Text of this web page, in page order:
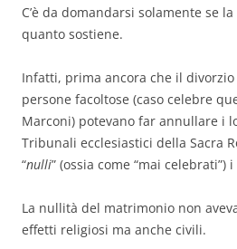
C’è da domandarsi solamente se
quanto sostiene.
Infatti, prima ancora che il
persone facoltose (caso celebre
Marconi) potevano far annullare i
Tribunali ecclesiastici della Sacra
“nulli” (ossia come “mai celebrati”)
La nullità del matrimonio non
effetti religiosi ma anche civili.